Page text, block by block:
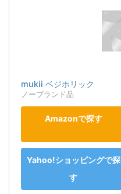
mukii ベジホリック
ノーブランド品
Amazonで探す
Yahoo!ショッピングで探
す